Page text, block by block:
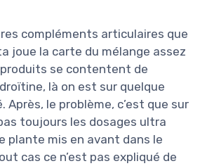
compléments articulaires que
joue la carte du mélange assez
se contentent de
là on est sur quelque
Après, le problème, c’est que sur
toujours les dosages ultra
plante mis en avant dans le
cas ce n’est pas expliqué de